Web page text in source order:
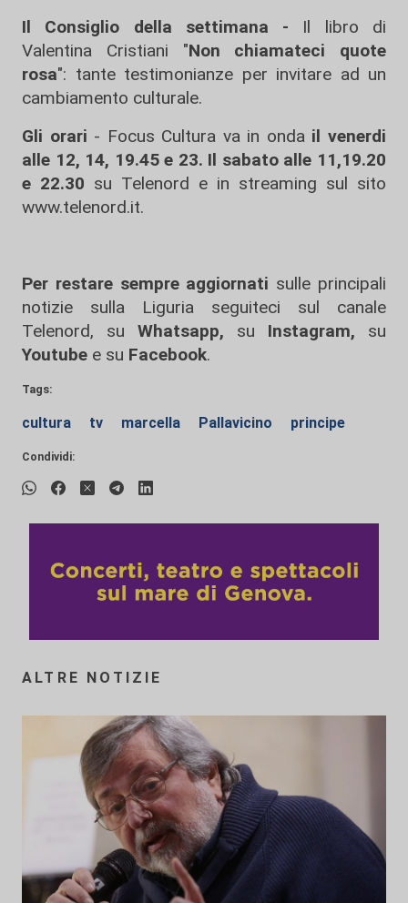
Il Consiglio della settimana - Il libro di
Valentina Cristiani "Non chiamateci quote
rosa": tante testimonianze per invitare ad un
cambiamento culturale.
Gli orari - Focus Cultura va in onda il venerdi
alle 12, 14, 19.45 e 23. Il sabato alle 11,19.20
e 22.30 su Telenord e in streaming sul sito
www.telenord.it.
Per restare sempre aggiornati sulle principali
notizie sulla Liguria seguiteci sul canale
Telenord, su
Whatsapp, su Instagram, su
Youtube e su Facebook.
Tags:
cultura tv marcella Pallavicino principe
Condividi:
ALTRE NOTIZIE